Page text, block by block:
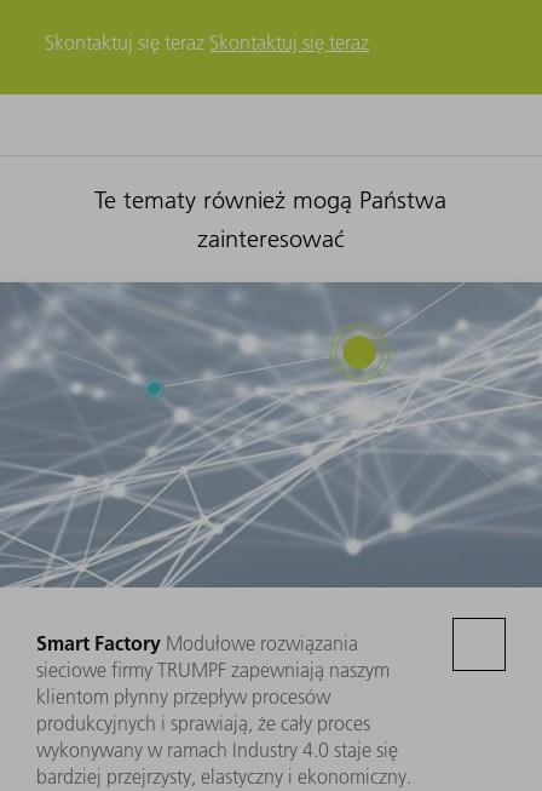
Skontaktuj się teraz Skontaktuj się teraz
Te tematy również mogą Państwa
zainteresować
Smart Factory Modułowe rozwiązania
sieciowe firmy TRUMPF zapewniają naszym
klientom płynny przepływ procesów
produkcyjnych i sprawiają, że cały proces
wykonywany w ramach Industry 4.0 staje się
bardziej przejrzysty, elastyczny i ekonomiczny.